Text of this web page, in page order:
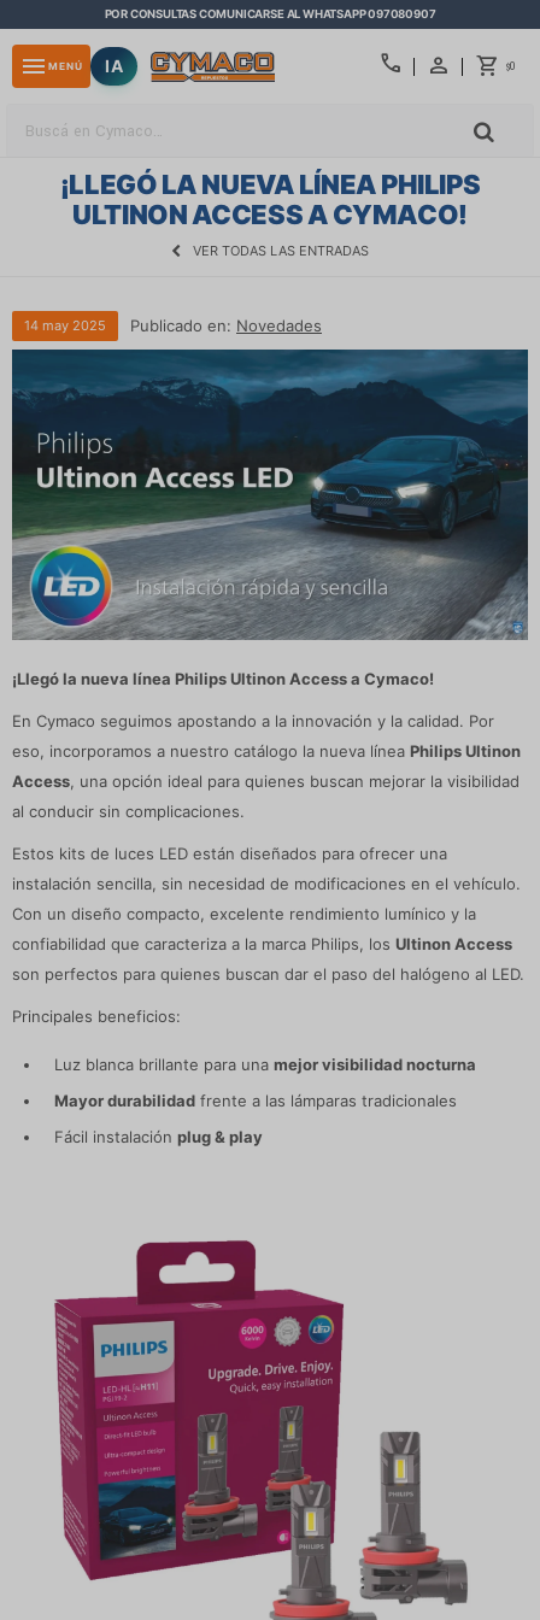
POR CONSULTAS COMUNICARSE AL WHATSAPP 097080907
call $0
menu MENÚ IA
¡LLEGÓ LA NUEVA LÍNEA PHILIPS
ULTINON ACCESS A CYMACO!
VER TODAS LAS ENTRADAS
14 may 2025 Publicado en: Novedades
¡Llegó la nueva línea Philips Ultinon Access a Cymaco!
En Cymaco seguimos apostando a la innovación y la calidad. Por
eso, incorporamos a nuestro catálogo la nueva línea Philips Ultinon
Access , una opción ideal para quienes buscan mejorar la visibilidad
al conducir sin complicaciones.
Estos kits de luces LED están diseñados para ofrecer una
instalación sencilla, sin necesidad de modificaciones en el vehículo.
Con un diseño compacto, excelente rendimiento lumínico y la
confiabilidad que caracteriza a la marca Philips, los Ultinon Access
son perfectos para quienes buscan dar el paso del halógeno al LED.
Principales beneficios:
Luz blanca brillante para una mejor visibilidad nocturna
Mayor durabilidad frente a las lámparas tradicionales
Fácil instalación plug & play
close